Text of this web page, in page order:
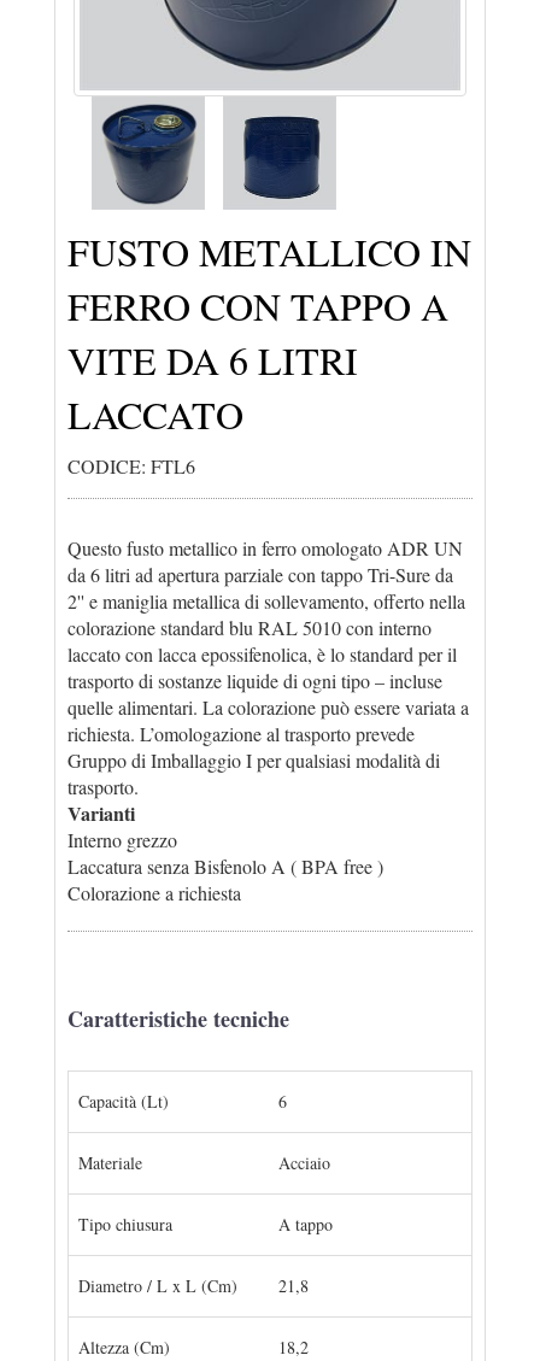
FUSTO METALLICO IN
FERRO CON TAPPO A
VITE DA 6 LITRI
LACCATO
CODICE: FTL6
Questo fusto metallico in ferro omologato ADR UN
da 6 litri ad apertura parziale con tappo Tri-Sure da
2'' e maniglia metallica di sollevamento, offerto nella
colorazione standard blu RAL 5010 con interno
laccato con lacca epossifenolica, è lo standard per il
trasporto di sostanze liquide di ogni tipo – incluse
quelle alimentari. La colorazione può essere variata a
richiesta. L’omologazione al trasporto prevede
Gruppo di Imballaggio I per qualsiasi modalità di
trasporto.
Varianti
Interno grezzo
Laccatura senza Bisfenolo A ( BPA free )
Colorazione a richiesta
Caratteristiche tecniche
Capacità (Lt) 6
Materiale Acciaio
Tipo chiusura A tappo
Diametro / L x L (Cm) 21,8
Altezza (Cm) 18,2